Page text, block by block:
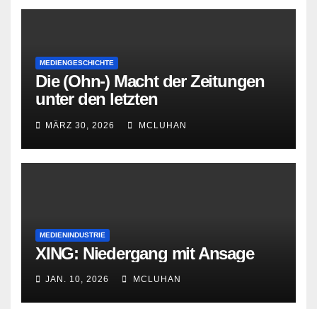
MEDIENGESCHICHTE
Die (Ohn-) Macht der Zeitungen
unter den letzten
Bourbonenkönigen
MÄRZ 30, 2026 MCLUHAN
MEDIENINDUSTRIE
XING: Niedergang mit Ansage
JAN. 10, 2026 MCLUHAN